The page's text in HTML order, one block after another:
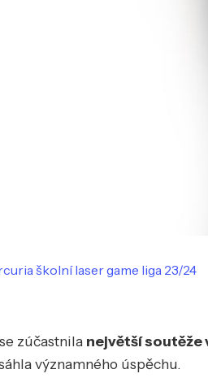
školní laser game liga 23/24
zúčastnila největší soutěže
významného úspěchu.